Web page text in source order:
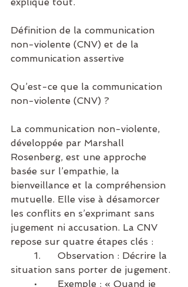
Définition de la communication
non-violente (CNV) et de la
communication assertive
Qu’est-ce que la communication
non-violente (CNV) ?
La communication non-violente,
développée par Marshall
Rosenberg, est une approche
basée sur l’empathie, la
bienveillance et la compréhension
mutuelle. Elle vise à désamorcer
les conflits en s’exprimant sans
jugement ni accusation. La CNV
repose sur quatre étapes clés :
situation sans porter de jugement.